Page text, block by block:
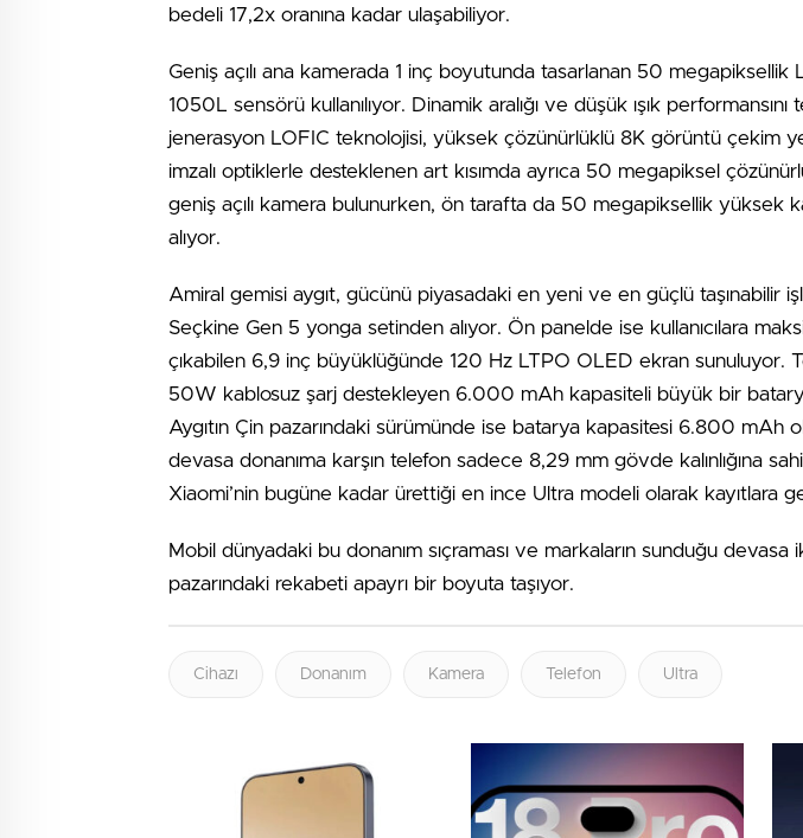
bedeli 17,2x oranına kadar ulaşabiliyor.
Geniş açılı ana kamerada 1 inç boyutunda tasarlanan 50 megapiksellik
1050L sensörü kullanılıyor. Dinamik aralığı ve düşük ışık
jenerasyon LOFIC teknolojisi, yüksek çözünürlüklü 8K görüntü çekim
imzalı optiklerle desteklenen art kısımda ayrıca 50 megapiksel
geniş açılı kamera bulunurken, ön tarafta da 50 megapiksellik yüksek
alıyor.
Amiral gemisi aygıt, gücünü piyasadaki en yeni ve en güçlü taşınabilir
Seçkine Gen 5 yonga setinden alıyor. Ön panelde ise kullanıcılara
çıkabilen 6,9 inç büyüklüğünde 120 Hz LTPO OLED ekran sunuluyor.
50W kablosuz şarj destekleyen 6.000 mAh kapasiteli büyük bir
Aygıtın Çin pazarındaki sürümünde ise batarya kapasitesi 6.800 mAh
devasa donanıma karşın telefon sadece 8,29 mm gövde kalınlığına
Xiaomi’nin bugüne kadar ürettiği en ince Ultra modeli olarak kayıtlara
Mobil dünyadaki bu donanım sıçraması ve markaların sunduğu devasa
pazarındaki rekabeti apayrı bir boyuta taşıyor.
Cihazı Donanım Kamera Telefon Ultra